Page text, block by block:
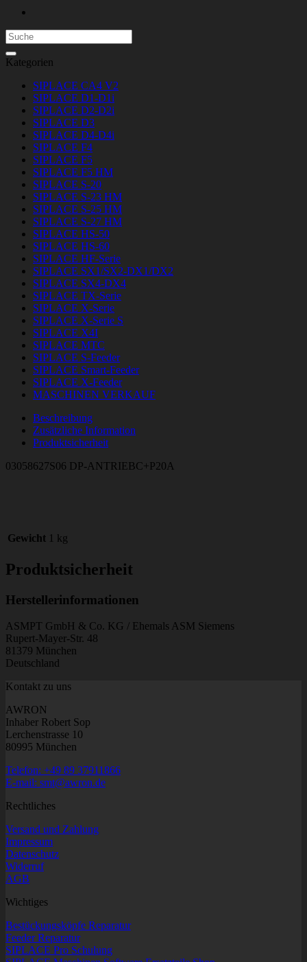
Suchen
nach:
Kategorien
SIPLACE CA4 V2
SIPLACE D1-D1i
SIPLACE D2-D2i
SIPLACE D3
SIPLACE D4-D4i
SIPLACE F4
SIPLACE F5
SIPLACE F5 HM
SIPLACE S-20
SIPLACE S-23 HM
SIPLACE S-25 HM
SIPLACE S-27 HM
SIPLACE HS-50
SIPLACE HS-60
SIPLACE HF-Serie
SIPLACE SX1/SX2-DX1/DX2
SIPLACE SX4-DX4
SIPLACE TX-Serie
SIPLACE X-Serie
SIPLACE X-Serie S
SIPLACE X4I
SIPLACE MTC
SIPLACE S-Feeder
SIPLACE Smart-Feeder
SIPLACE X-Feeder
MASCHINEN VERKAUF
Beschreibung
Zusätzliche Information
Produktsicherheit
03058627S06 DP-ANTRIEBC+P20A
Gewicht 1 kg
Produktsicherheit
Herstellerinformationen
ASMPT GmbH & Co. KG / Ehemals ASM Siemens
Rupert-Mayer-Str. 48
81379 München
Deutschland
Kontakt zu uns
AWRON
Inhaber Robert Sop
Lerchenstrasse 10
80995 München
Telefon: +49 89 37911866
E-mail: smt@awron.de
Rechtliches
Versand und Zahlung
Impressum
Datenschutz
Widerruf
AGB
Wichtiges
Bestückungsköpfe Reparatur
Feeder Reparatur
SIPLACE Pro Schulung